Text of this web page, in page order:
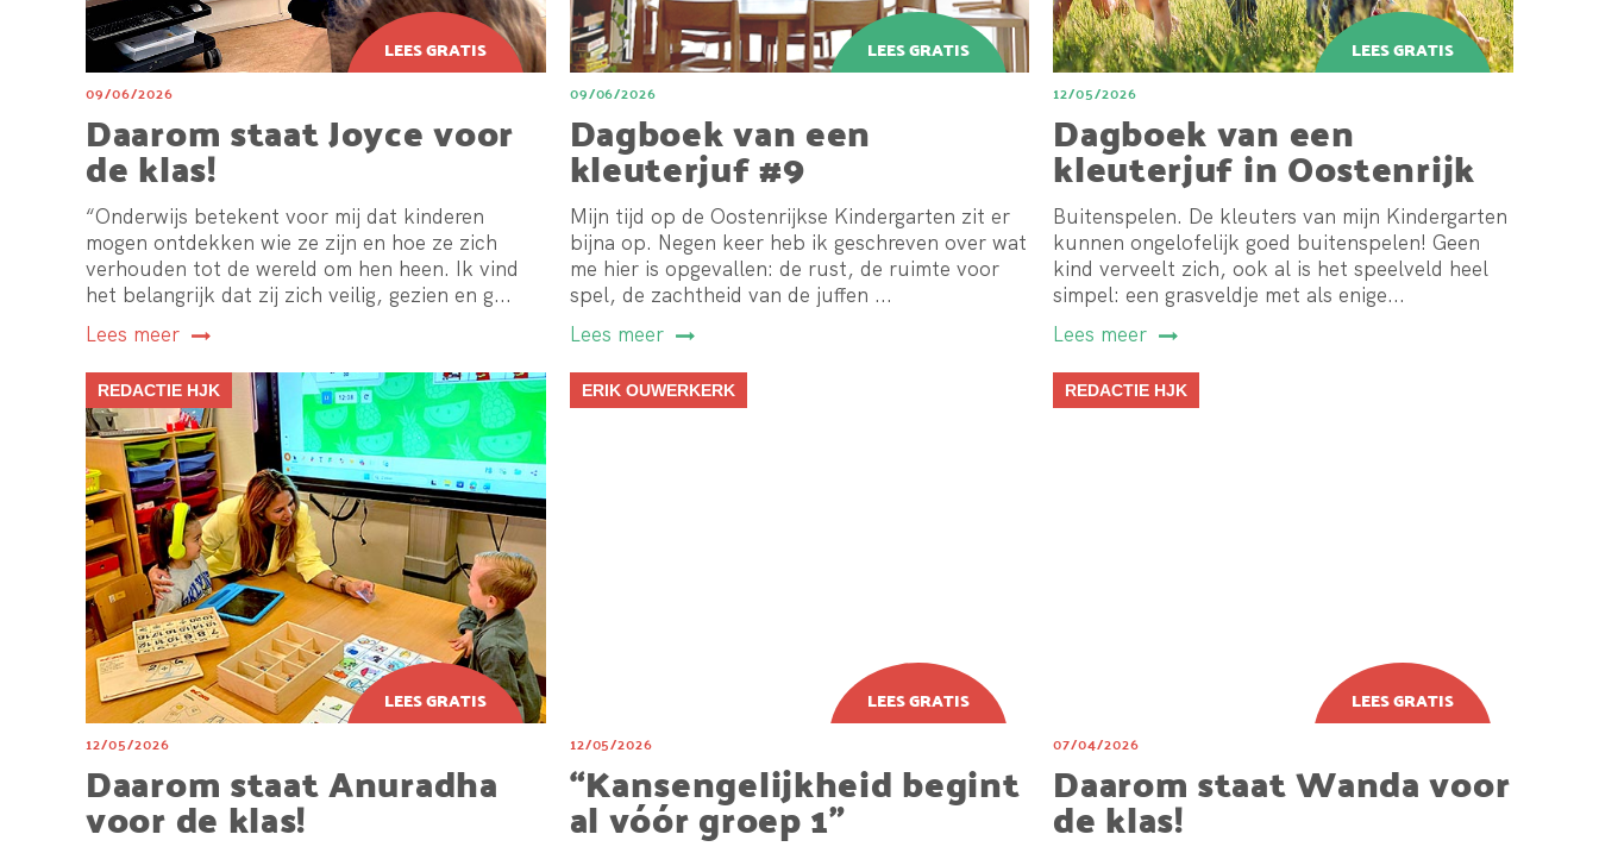
09/06/2026
Daarom staat Joyce voor
de klas!
“Onderwijs betekent voor mij dat kinderen
mogen ontdekken wie ze zijn en hoe ze zich
verhouden tot de wereld om hen heen. Ik vind
het belangrijk dat zij zich veilig, gezien en g...
Lees meer
09/06/2026
Dagboek van een
kleuterjuf #9
Mijn tijd op de Oostenrijkse Kindergarten zit er
bijna op. Negen keer heb ik geschreven over wat
me hier is opgevallen: de rust, de ruimte voor
spel, de zachtheid van de juffen ...
Lees meer
12/05/2026
Dagboek van een
kleuterjuf in Oostenrijk
#8
Buitenspelen. De kleuters van mijn Kindergarten
kunnen ongelofelijk goed buitenspelen! Geen
kind verveelt zich, ook al is het speelveld heel
simpel: een grasveldje met als enige...
Lees meer
REDACTIE HJK
12/05/2026
Daarom staat Anuradha
voor de klas!
ERIK OUWERKERK
12/05/2026
“Kansengelijkheid begint
al vóór groep 1”
REDACTIE HJK
07/04/2026
Daarom staat Wanda voor
de klas!